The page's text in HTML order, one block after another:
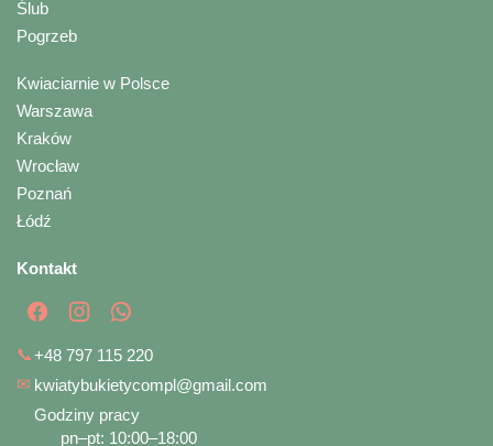
Ślub
Pogrzeb
Kwiaciarnie w Polsce
Warszawa
Kraków
Wrocław
Poznań
Łódź
Kontakt
📞+48 797 115 220
✉ kwiatybukietycompl@gmail.com
Godziny pracy
pn–pt: 10:00–18:00